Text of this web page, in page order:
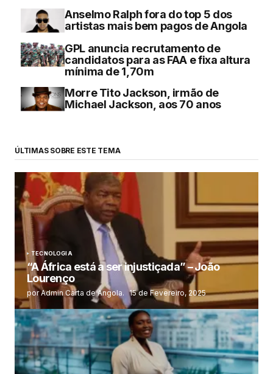
Anselmo Ralph fora do top 5 dos
artistas mais bem pagos de Angola
GPL anuncia recrutamento de
candidatos para as FAA e fixa altura
mínima de 1,70m
Morre Tito Jackson, irmão de
Michael Jackson, aos 70 anos
ÚLTIMAS SOBRE ESTE TEMA
TECNOLOGIA
“A África está a ser injustiçada” – João
Lourenço
por Admin Carta de Angola. 15 de Fevereiro, 2025